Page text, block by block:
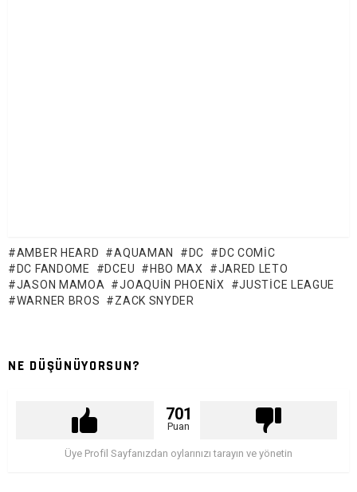
AMBER HEARD AQUAMAN DC
DC COMIC
DC FANDOME
DCEU HBO MAX
JARED LETO
JASON MAMOA
JOAQUIN PHOENIX
JUSTICE LEAGUE
WARNER BROS
ZACK SNYDER
NE DÜŞÜNÜYORSUN?
701
Puan
Üye Profil Sayfanızdan oylarınızı tarayın ve yönetin